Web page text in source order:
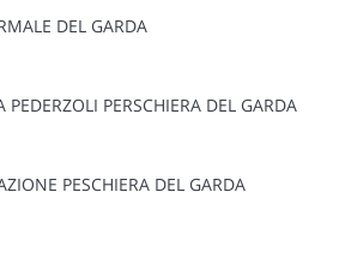
DEL GARDA
PERSCHIERA DEL GARDA
PESCHIERA DEL GARDA